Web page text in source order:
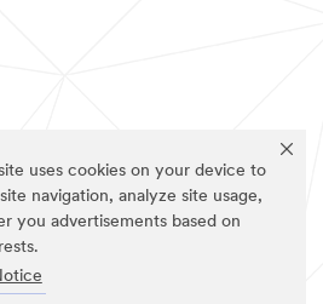
uses cookies on your device to
navigation, analyze site usage,
you advertisements based on